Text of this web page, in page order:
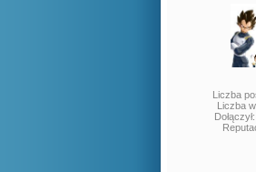
Liczba
Liczba